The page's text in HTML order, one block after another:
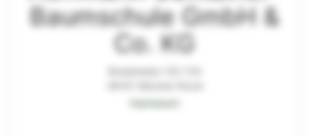
Baumschule GmbH &
Co. KG
Impressum